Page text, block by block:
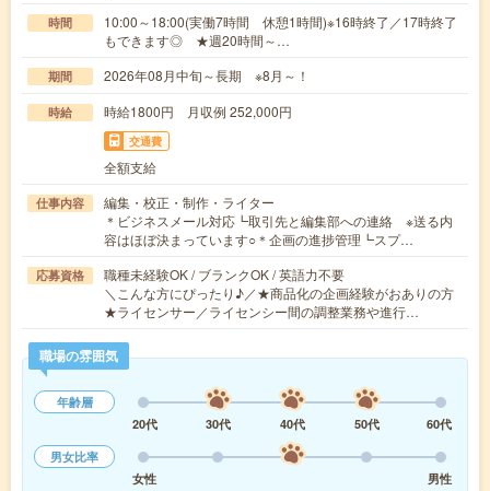
時間
10:00～18:00(実働7時間 休憩1時間)※16時終了／17時終了
もできます◎ ★週20時間～…
期間 2026年08月中旬～長期 ※8月～！
時給 時給1800円 月収例 252,000円
交通費
全額支給
仕事内容
編集・校正・制作・ライター
＊ビジネスメール対応┗取引先と編集部への連絡 ※送る内
容はほぼ決まっています○＊企画の進捗管理┗スプ…
応募資格
職種未経験OK / ブランクOK / 英語力不要
＼こんな方にぴったり♪／★商品化の企画経験がおありの方
★ライセンサー／ライセンシー間の調整業務や進行…
職場の雰囲気
年齢層
20代
30代 40代 50代
60代
男女比率
女性
男性